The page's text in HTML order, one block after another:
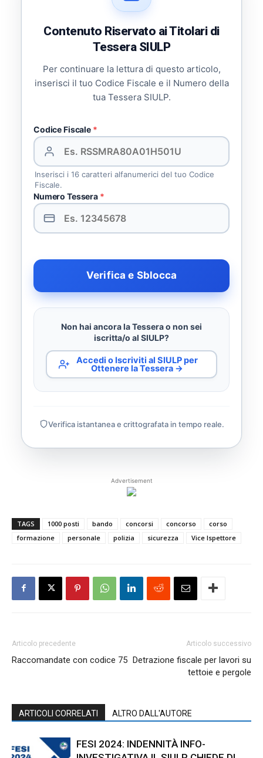
Contenuto Riservato ai Titolari di
Tessera SIULP
Per continuare la lettura di questo articolo,
inserisci il tuo Codice Fiscale e il Numero della
tua Tessera SIULP.
Codice Fiscale *
Inserisci i 16 caratteri alfanumerici del tuo Codice
Fiscale.
Numero Tessera *
Verifica e Sblocca
Non hai ancora la Tessera o non sei
iscritta/o al SIULP?
Accedi o Iscriviti al SIULP per
Ottenere la Tessera →
Verifica istantanea e crittografata in tempo reale.
Advertisement
TAGS 1000 posti bando concorsi concorso
corso
formazione
personale polizia sicurezza Vice Ispettore
Articolo precedente
Raccomandate con codice 75
Articolo successivo
Detrazione fiscale per lavori su
tettoie e pergole
ARTICOLI CORRELATI ALTRO DALL'AUTORE
FESI 2024: INDENNITÀ INFO-